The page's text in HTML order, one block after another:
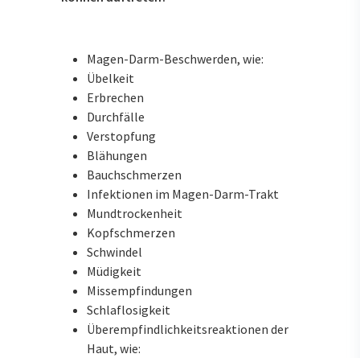
Magen-Darm-Beschwerden, wie:
Übelkeit
Erbrechen
Durchfälle
Verstopfung
Blähungen
Bauchschmerzen
Infektionen im Magen-Darm-Trakt
Mundtrockenheit
Kopfschmerzen
Schwindel
Müdigkeit
Missempfindungen
Schlaflosigkeit
Überempfindlichkeitsreaktionen der
Haut, wie: